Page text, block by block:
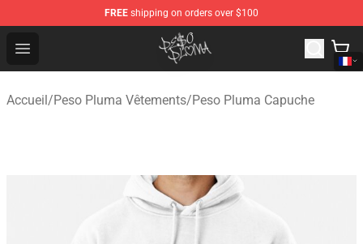
FREE shipping on orders over $100
Open menu
Peso Pluma Store - Official Peso Pluma Merchandise
Accueil/Peso Pluma Vêtements/Peso Pluma Capuche